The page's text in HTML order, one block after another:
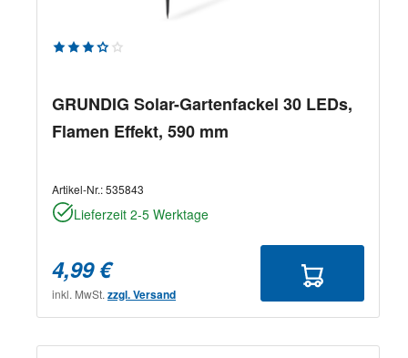
Durchschnittliche Bewertung von 3.25 von 5 Sternen
GRUNDIG Solar-Gartenfackel 30 LEDs,
Flamen Effekt, 590 mm
Artikel-Nr.:535843
Lieferzeit 2-5 Werktage
4,99 €
inkl. MwSt. zzgl. Versand